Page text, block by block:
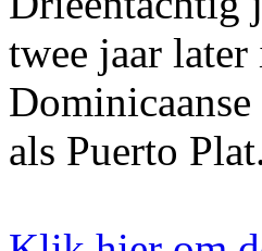
twee jaar
als Puerto